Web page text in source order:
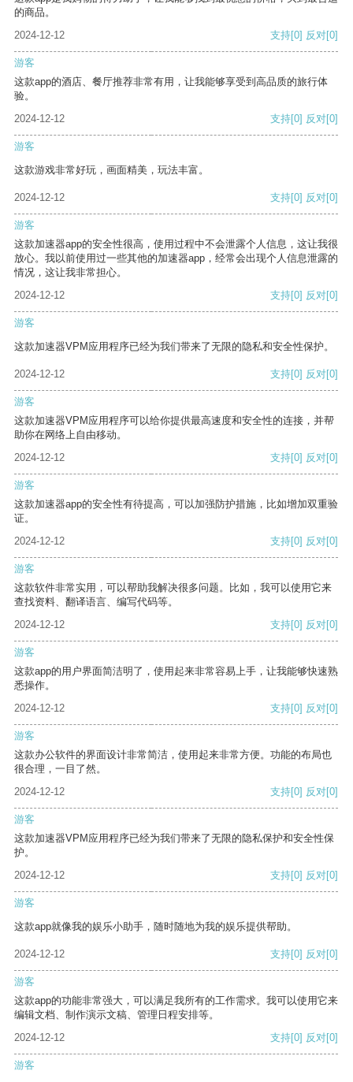
的商品。
2024-12-12
支持[0] 反对[0]
游客
这款app的酒店、餐厅推荐非常有用，让我能够享受到高品质的旅行体
验。
2024-12-12
支持[0] 反对[0]
游客
这款游戏非常好玩，画面精美，玩法丰富。
2024-12-12 支持[0] 反对[0]
游客
这款加速器app的安全性很高，使用过程中不会泄露个人信息，这让我很
放心。我以前使用过一些其他的加速器app，经常会出现个人信息泄露的
情况，这让我非常担心。
2024-12-12
支持[0] 反对[0]
游客
这款加速器VPM应用程序已经为我们带来了无限的隐私和安全性保护。
2024-12-12 支持[0] 反对[0]
游客
这款加速器VPM应用程序可以给你提供最高速度和安全性的连接，并帮
助你在网络上自由移动。
2024-12-12
支持[0] 反对[0]
游客
这款加速器app的安全性有待提高，可以加强防护措施，比如增加双重验
证。
2024-12-12
支持[0] 反对[0]
游客
这款软件非常实用，可以帮助我解决很多问题。比如，我可以使用它来
查找资料、翻译语言、编写代码等。
2024-12-12
支持[0] 反对[0]
游客
这款app的用户界面简洁明了，使用起来非常容易上手，让我能够快速熟
悉操作。
2024-12-12
支持[0] 反对[0]
游客
这款办公软件的界面设计非常简洁，使用起来非常方便。功能的布局也
很合理，一目了然。
2024-12-12
支持[0] 反对[0]
游客
这款加速器VPM应用程序已经为我们带来了无限的隐私保护和安全性保
护。
2024-12-12
支持[0] 反对[0]
游客
这款app就像我的娱乐小助手，随时随地为我的娱乐提供帮助。
2024-12-12 支持[0] 反对[0]
游客
这款app的功能非常强大，可以满足我所有的工作需求。我可以使用它来
编辑文档、制作演示文稿、管理日程安排等。
2024-12-12
支持[0] 反对[0]
游客